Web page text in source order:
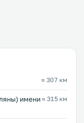
≈ 307 км
имени ≈ 315 км